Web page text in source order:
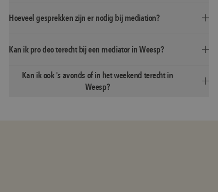
Hoeveel gesprekken zijn er nodig bij mediation?
Kan ik pro deo terecht bij een mediator in Weesp?
Kan ik ook 's avonds of in het weekend terecht in
Weesp?